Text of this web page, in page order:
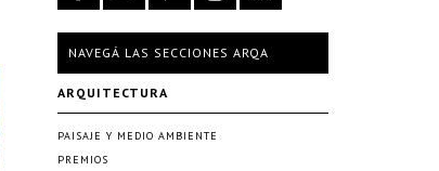
NAVEGÁ LAS SECCIONES ARQA
ARQUITECTURA
PAISAJE Y MEDIO AMBIENTE
PREMIOS